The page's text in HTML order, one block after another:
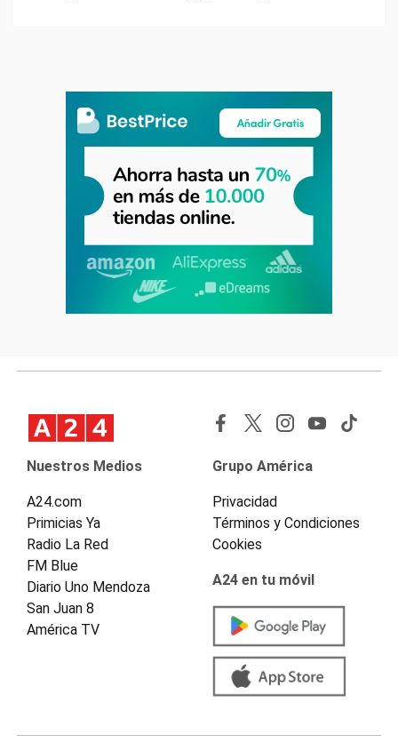
Nuestros Medios
A24.com
Primicias Ya
Radio La Red
FM Blue
Diario Uno Mendoza
San Juan 8
América TV
Grupo América
Privacidad
Términos y Condiciones
Cookies
A24 en tu móvil